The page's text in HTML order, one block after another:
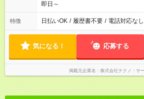
即日～
特徴 日払いOK / 履歴書不要 / 電話対応なし
気になる！ 応募する
掲載元企業名 株式会社テクノ・サ